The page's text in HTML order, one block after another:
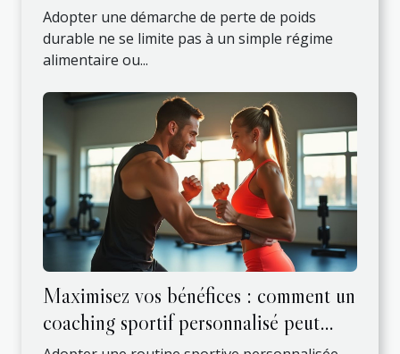
Adopter une démarche de perte de poids
durable ne se limite pas à un simple régime
alimentaire ou...
Maximisez vos bénéfices : comment un
coaching sportif personnalisé peut